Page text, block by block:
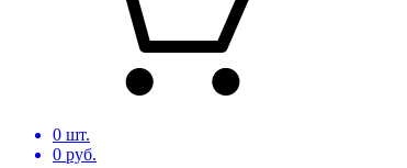
0 шт.
0 руб.